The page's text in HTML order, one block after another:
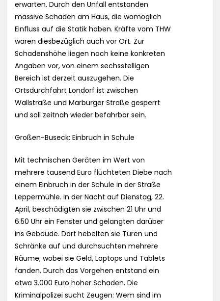
erwarten. Durch den Unfall entstanden
massive Schäden am Haus, die womöglich
Einfluss auf die Statik haben. Kräfte vom THW
waren diesbezüglich auch vor Ort. Zur
Schadenshöhe liegen noch keine konkreten
Angaben vor, von einem sechsstelligen
Bereich ist derzeit auszugehen. Die
Ortsdurchfahrt Londorf ist zwischen
Wallstraße und Marburger Straße gesperrt
und soll zeitnah wieder befahrbar sein.
Großen-Buseck: Einbruch in Schule
Mit technischen Geräten im Wert von
mehrere tausend Euro flüchteten Diebe nach
einem Einbruch in der Schule in der Straße
Leppermühle. In der Nacht auf Dienstag, 22.
April, beschädigten sie zwischen 21 Uhr und
6.50 Uhr ein Fenster und gelangten darüber
ins Gebäude. Dort hebelten sie Türen und
Schränke auf und durchsuchten mehrere
Räume, wobei sie Geld, Laptops und Tablets
fanden. Durch das Vorgehen entstand ein
etwa 3.000 Euro hoher Schaden. Die
Kriminalpolizei sucht Zeugen: Wem sind im